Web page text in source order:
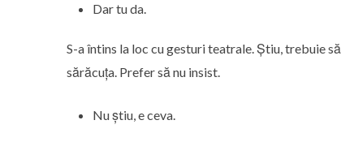
Dar tu da.
S-a întins la loc cu gesturi teatrale. Știu, trebuie
sărăcuța. Prefer să nu insist.
Nu știu, e ceva.